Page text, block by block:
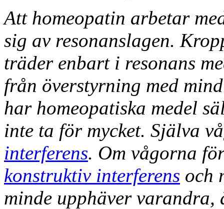
Att homeopatin arbetar
sig av resonanslagen.
träder enbart i resonans
från överstyrning med
har homeopatiska medel
inte ta för mycket. Själva
interferens. Om vågorna
konstruktiv interferens och
minde upphäver varandra,